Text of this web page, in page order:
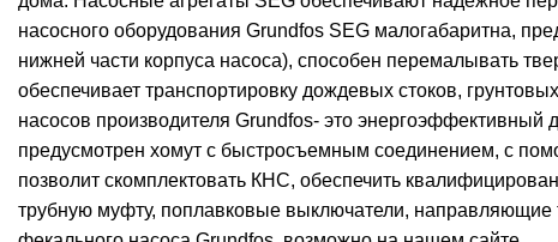
насосного оборудования Grundfos SEG малогабаритна,
нижней части корпуса насоса), способен перемалывать
обеспечивает транспортировку дождевых стоков,
насосов производителя Grundfos- это энергоэффективный
предусмотрен хомут с быстросъемным соединением, с
позволит скомплектовать КНС, обеспечить
трубную муфту, поплавковые выключатели,